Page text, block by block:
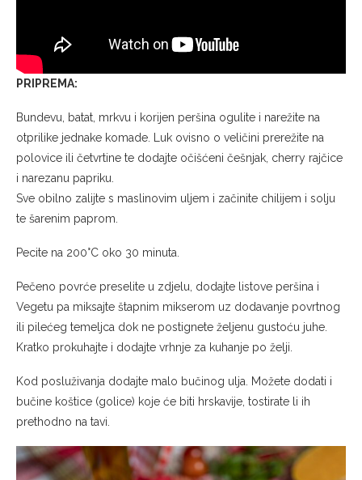
PRIPREMA:
Bundevu, batat, mrkvu i korijen peršina ogulite i narežite na
otprilike jednake komade. Luk ovisno o veličini prerežite na
polovice ili četvrtine te dodajte očišćeni češnjak, cherry rajčice
i narezanu papriku.
Sve obilno zalijte s maslinovim uljem i začinite chilijem i solju
te šarenim paprom.
Pecite na 200°C oko 30 minuta.
Pečeno povrće preselite u zdjelu, dodajte listove peršina i
Vegetu pa miksajte štapnim mikserom uz dodavanje povrtnog
ili pilećeg temeljca dok ne postignete željenu gustoću juhe.
Kratko prokuhajte i dodajte vrhnje za kuhanje po želji.
Kod posluživanja dodajte malo bučinog ulja. Možete dodati i
bučine koštice (golice) koje će biti hrskavije, tostirate li ih
prethodno na tavi.